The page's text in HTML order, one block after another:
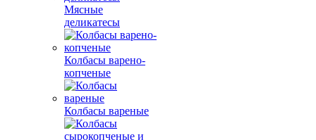
Мясные
деликатесы
Колбасы варено-
копченые
Колбасы вареные